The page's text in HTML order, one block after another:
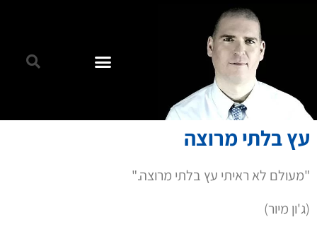
עץ בלתי מרוצה
"מעולם לא ראיתי עץ בלתי מרוצה."
(ג'ון מיור)